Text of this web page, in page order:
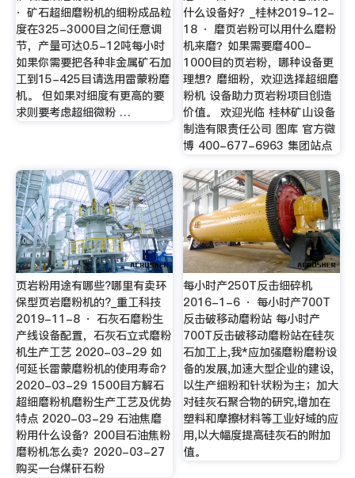
· 矿石超细磨粉机的细粉成品粒
度在325-3000目之间任意调
节，产量可达0.5-12吨每小时
如果你需要把各种非金属矿石加
工到15-425目请选用雷蒙粉磨
机。 但如果对细度有更高的要
求则要考虑超细微粉 …
什么设备好？_桂林2019-12-
18 · 磨页岩粉可以用什么磨粉
机来磨？如果需要磨400-
1000目的页岩粉，哪种设备更
理想？磨细粉，欢迎选择超细磨
粉机 设备助力页岩粉项目创造
价值。 欢迎光临 桂林矿山设备
制造有限责任公司 图库 官方微
博 400-677-6963 集团站点
页岩粉用途有哪些?哪里有卖环
保型页岩磨粉机的?_重工科技
2019-11-8 · 石灰石磨粉生
产线设备配置，石灰石立式磨粉
机生产工艺 2020-03-29 如
何延长雷蒙磨粉机的使用寿命？
2020-03-29 1500目方解石
超细磨粉机磨粉生产工艺及优势
特点 2020-03-29 石油焦磨
粉用什么设备？200目石油焦粉
磨粉机怎么卖？2020-03-27
购买一台煤矸石粉
每小时产250T反击细碎机
2016-1-6 · 每小时产700T
反击破移动磨粉站 每小时产
700T反击破移动磨粉站在硅灰
石加工上,我*应加强磨粉磨粉设
备的发展,加速大型企业的建设,
以生产细粉和针状粉为主；加大
对硅灰石聚合物的研究,增加在
塑料和摩擦材料等工业好域的应
用,以大幅度提高硅灰石的附加
值。